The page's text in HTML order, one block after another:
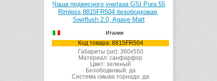
Чаша подвесного унитаза GSI Pura 55
Rimless 8815FR504 безободковая,
Swirflush 2.0, Agave Matt
Италия
Код товара: 8815FR504
Габариты (шг): 360x550
Материал: санфарфор
Цвет: зеленый
Безободковый: да
Система смыва торнадо: да